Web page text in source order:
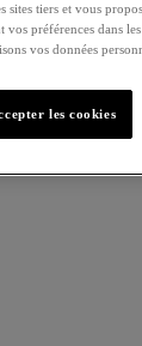
sites tiers et vous
préférences dans
vos données
les cookies